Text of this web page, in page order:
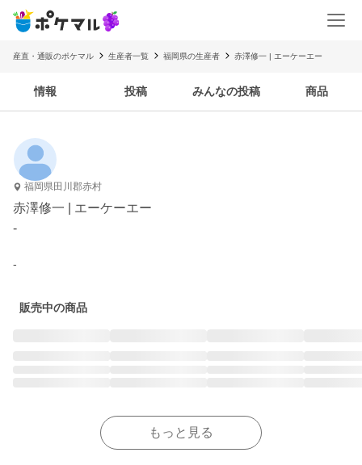
産直・通販のポケマル 生産者一覧 福岡県の生産者 赤澤修一 | エーケーエー
情報 投稿 みんなの投稿 商品
福岡県田川郡赤村
赤澤修一 | エーケーエー
-
-
販売中の商品
もっと見る